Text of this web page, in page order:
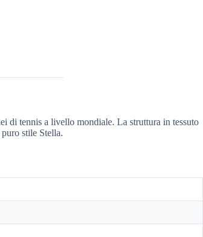
di tennis a livello mondiale. La struttura in tessuto
stile Stella.